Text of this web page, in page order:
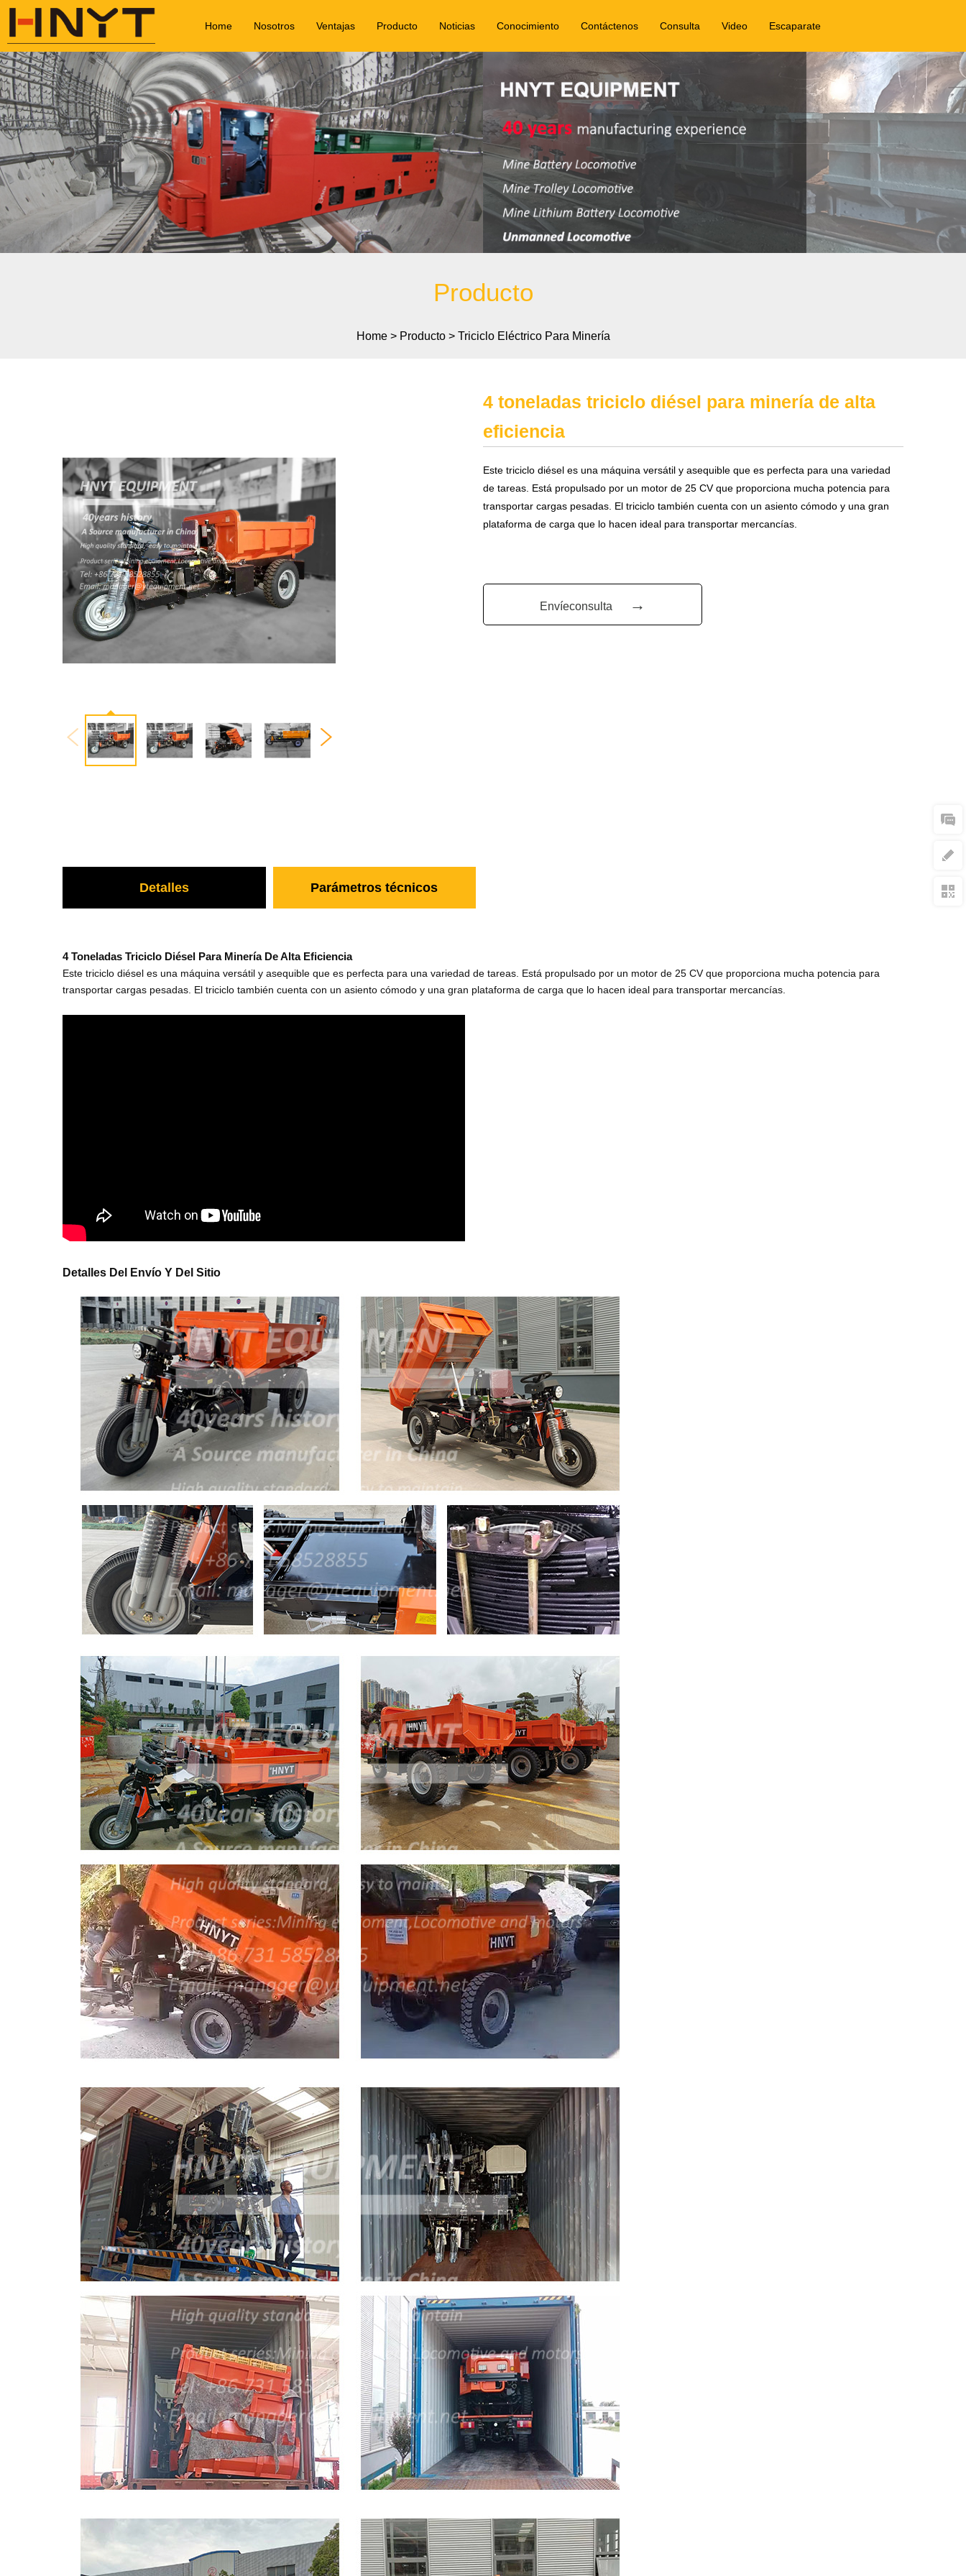
Home Nosotros Ventajas Producto Noticias Conocimiento Contáctenos Consulta Video Escaparate
Producto
Home> Producto> Triciclo Eléctrico Para Minería
4 toneladas triciclo diésel para minería de alta
eficiencia
Este triciclo diésel es una máquina versátil y asequible que es perfecta para una variedad
de tareas. Está propulsado por un motor de 25 CV que proporciona mucha potencia para
transportar cargas pesadas. El triciclo también cuenta con un asiento cómodo y una gran
plataforma de carga que lo hacen ideal para transportar mercancías.
Envíeconsulta →
Detalles Parámetros técnicos
4 Toneladas Triciclo Diésel Para Minería De Alta Eficiencia
Este triciclo diésel es una máquina versátil y asequible que es perfecta para una variedad de tareas. Está propulsado por un motor de 25 CV que proporciona mucha potencia para
transportar cargas pesadas. El triciclo también cuenta con un asiento cómodo y una gran plataforma de carga que lo hacen ideal para transportar mercancías.
Detalles Del Envío Y Del Sitio